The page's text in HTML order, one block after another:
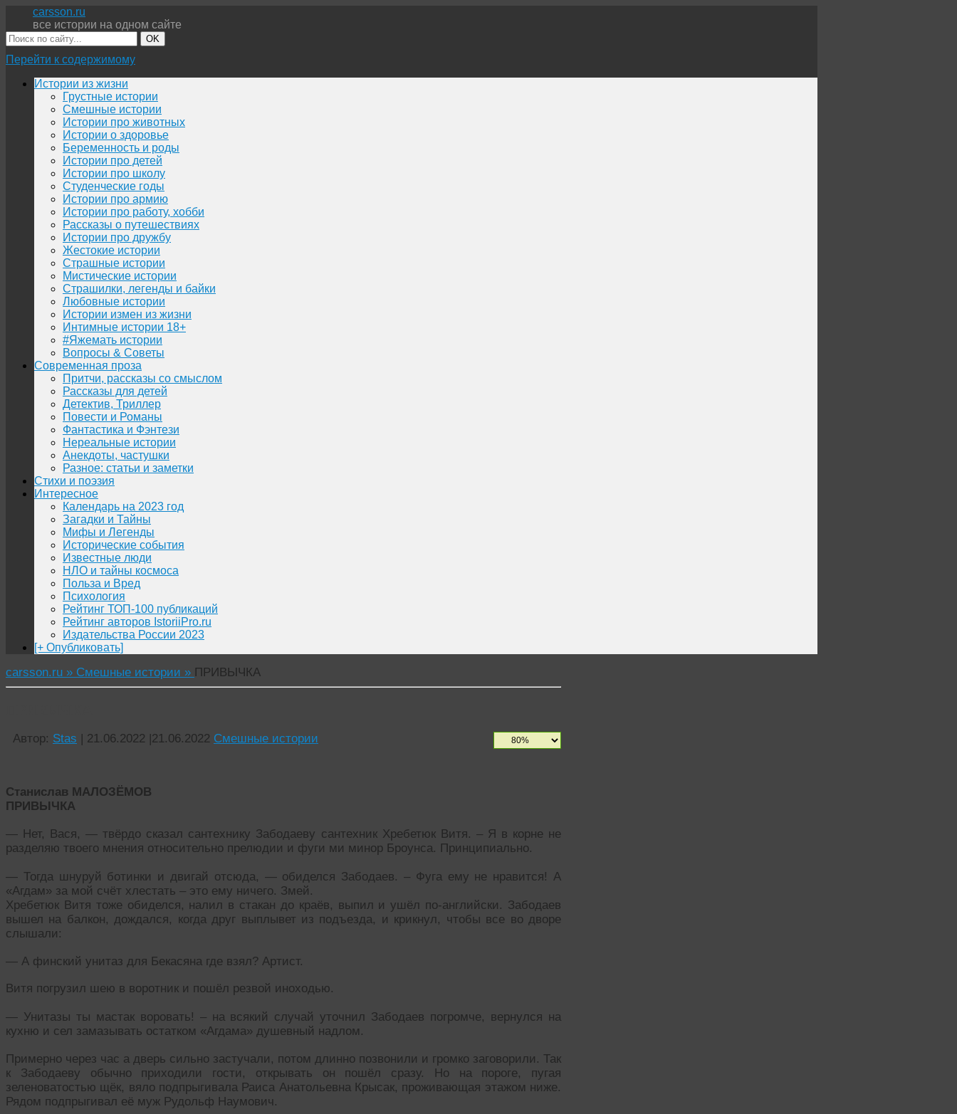
carsson.ru
все истории на одном сайте
OK
Перейти к содержимому
Истории из жизни
Грустные истории
Смешные истории
Истории про животных
Истории о здоровье
Беременность и роды
Истории про детей
Истории про школу
Студенческие годы
Истории про армию
Истории про работу, хобби
Рассказы о путешествиях
Истории про дружбу
Жестокие истории
Страшные истории
Мистические истории
Страшилки, легенды и байки
Любовные истории
Истории измен из жизни
Интимные истории 18+
#Яжемать истории
Вопросы & Советы
Современная проза
Притчи, рассказы со смыслом
Рассказы для детей
Детектив, Триллер
Повести и Романы
Фантастика и Фэнтези
Нереальные истории
Анекдоты, частушки
Разное: статьи и заметки
Стихи и поэзия
Интересное
Календарь на 2023 год
Загадки и Тайны
Мифы и Легенды
Исторические события
Известные люди
НЛО и тайны космоса
Польза и Вред
Психология
Рейтинг ТОП-100 публикаций
Рейтинг авторов IstoriiPro.ru
Издательства России 2023
[+ Опубликовать]
carsson.ru » Смешные истории » ПРИВЫЧКА
Автор: Stas | 21.06.2022 |21.06.2022 Смешные истории
Станислав МАЛОЗЁМОВ
ПРИВЫЧКА
— Нет, Вася, — твёрдо сказал сантехнику Забодаеву сантехник Хребетюк Витя. – Я в корне не
разделяю твоего мнения относительно прелюдии и фуги ми минор Броунса. Принципиально.
— Тогда шнуруй ботинки и двигай отсюда, — обиделся Забодаев. – Фуга ему не нравится! А
«Агдам» за мой счёт хлестать – это ему ничего. Змей.
Хребетюк Витя тоже обиделся, налил в стакан до краёв, выпил и ушёл по-английски. Забодаев
вышел на балкон, дождался, когда друг выплывет из подъезда, и крикнул, чтобы все во дворе
слышали:
— А финский унитаз для Бекасяна где взял? Артист.
Витя погрузил шею в воротник и пошёл резвой иноходью.
— Унитазы ты мастак воровать! – на всякий случай уточнил Забодаев погромче, вернулся на
кухню и сел замазывать остатком «Агдама» душевный надлом.
Примерно через час а дверь сильно застучали, потом длинно позвонили и громко заговорили. Так
к Забодаеву обычно приходили гости, открывать он пошёл сразу. Но на пороге, пугая
зеленоватостью щёк, вяло подпрыгивала Раиса Анатольевна Крысак, проживающая этажом ниже.
Рядом подпрыгивал её муж Рудольф Наумович.